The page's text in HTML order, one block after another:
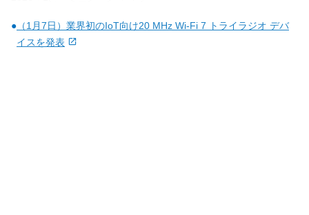
● （1月7日）業界初のIoT向け20 MHz Wi-Fi 7 トライラジオ デバ
イスを発表